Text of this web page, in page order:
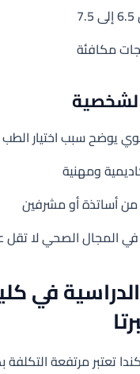
يوضح سبب اختيار الطب
ومهنية
أساتذة أو مشرفين
المجال الصحي لا تقل عن 100
في
تعتبر مرتفعة التكلفة